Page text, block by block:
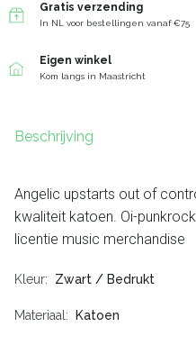
Gratis verzending
In NL voor bestellingen vanaf €75
Eigen winkel
Kom langs in Maastricht
Beschrijving
Angelic upstarts out of
kwaliteit katoen. Oi-
licentie music merchandise
Kleur Zwart / Bedrukt
Materiaal Katoen